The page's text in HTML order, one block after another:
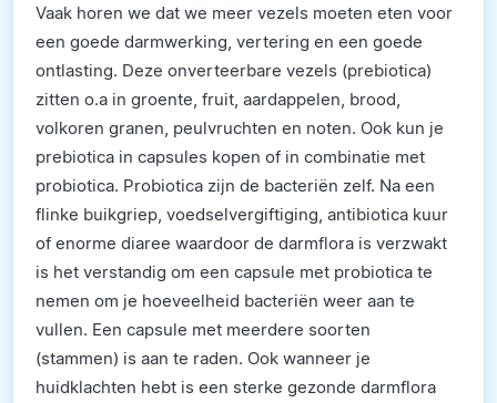
Vaak horen we dat we meer vezels moeten eten voor
een goede darmwerking, vertering en een goede
ontlasting. Deze onverteerbare vezels (prebiotica)
zitten o.a in groente, fruit, aardappelen, brood,
volkoren granen, peulvruchten en noten. Ook kun je
prebiotica in capsules kopen of in combinatie met
probiotica. Probiotica zijn de bacteriën zelf. Na een
flinke buikgriep, voedselvergiftiging, antibiotica kuur
of enorme diaree waardoor de darmflora is verzwakt
is het verstandig om een capsule met probiotica te
nemen om je hoeveelheid bacteriën weer aan te
vullen. Een capsule met meerdere soorten
(stammen) is aan te raden. Ook wanneer je
huidklachten hebt is een sterke gezonde darmflora